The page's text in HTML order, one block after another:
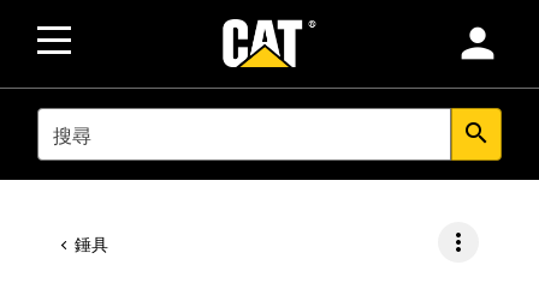
person
SEARCH search
錘具 more_vert